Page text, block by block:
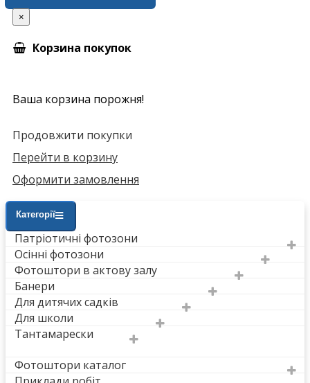
×
Корзина покупок
Ваша корзина порожня!
Продовжити покупки
Перейти в корзину
Оформити замовлення
Категорії
Патріотичні фотозони
Осінні фотозони
Фотоштори в актову залу
Банери
Для дитячих садків
Для школи
Тантамарески
Фотоштори каталог